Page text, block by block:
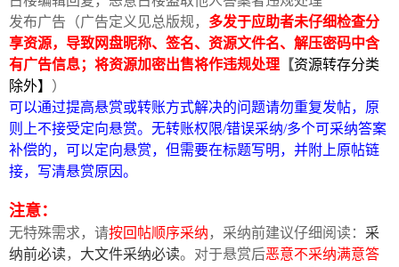
发布广告（广告定义见总版规， 多发于应助者未仔细检查分
享资源，导致网盘昵称、签名、资源文件名、解压密码中含
有广告信息；将资源加密出售将作违规处理 【资源转存分类
除外】 ）
可以通过提高悬赏或转账方式解决的问题请勿重复发帖，原
则上不接受定向悬赏。无转账权限/错误采纳/多个可采纳答案
补偿的，可以定向悬赏，但需要在标题写明，并附上原帖链
接，写清悬赏原因。
注意：
无特殊需求，请按回帖顺序采纳 ，采纳前建议仔细阅读： 采
纳前必读， 大文件采纳必读。对于悬赏后恶意不采纳满意答